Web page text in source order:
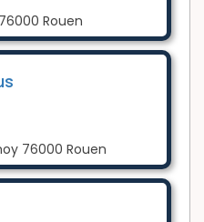
Rouen
76000 Rouen